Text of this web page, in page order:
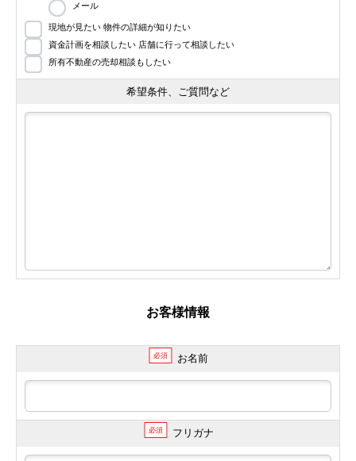
メール
現地が見たい 物件の詳細が知りたい
資金計画を相談したい 店舗に行って相談したい
所有不動産の売却相談もしたい
希望条件、ご質問など
お客様情報
必須 お名前
必須 フリガナ